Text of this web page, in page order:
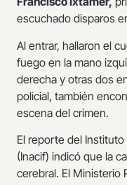
escuchado disparos
Al entrar, hallaron el
fuego en la mano
derecha y otras dos
policial, también
escena del crimen.
El reporte del
(Inacif) indicó que la
cerebral. El Ministerio